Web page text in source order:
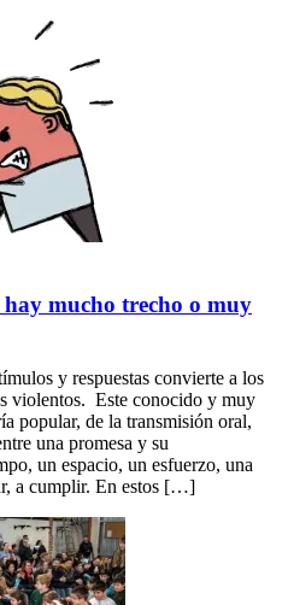
mucho trecho o muy
y respuestas convierte a los
violentos. Este conocido y muy
popular, de la transmisión oral,
una promesa y su
un espacio, un esfuerzo, una
a cumplir. En estos […]